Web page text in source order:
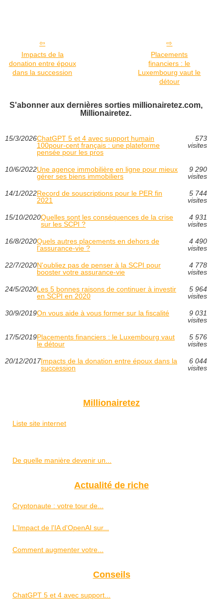
Impacts de la
donation entre époux
dans la succession
Placements
financiers : le
Luxembourg vaut le
détour
S'abonner aux dernières sorties millionairetez.com,
Millionairetez.
15/3/2026ChatGPT 5 et 4 avec support humain
100pour-cent français : une plateforme
pensée pour les pros
573
visites
10/6/2022Une agence immobilière en ligne pour mieux
gérer ses biens immobiliers
9 290
visites
14/1/2022Record de souscriptions pour le PER fin
2021
5 744
visites
15/10/2020Quelles sont les conséquences de la crise
sur les SCPI ?
4 931
visites
16/8/2020Quels autres placements en dehors de
l'assurance-vie ?
4 490
visites
22/7/2020N'oubliez pas de penser à la SCPI pour
booster votre assurance-vie
4 778
visites
24/5/2020Les 5 bonnes raisons de continuer à investir
en SCPI en 2020
5 964
visites
30/9/2019On vous aide à vous former sur la fiscalité
9 031
visites
17/5/2019Placements financiers : le Luxembourg vaut
le détour
5 576
visites
20/12/2017Impacts de la donation entre époux dans la
succession
6 044
visites
Millionairetez
Liste site internet
De quelle manière devenir un...
Actualité de riche
Cryptonaute : votre tour de...
L'Impact de l'IA d'OpenAI sur...
Comment augmenter votre...
Conseils
ChatGPT 5 et 4 avec support...